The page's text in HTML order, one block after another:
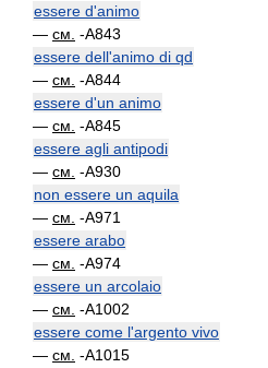
essere d'animo
— см. -A843
essere dell'animo di qd
— см. -A844
essere d'un animo
— см. -A845
essere agli antipodi
— см. -A930
non essere un aquila
— см. -A971
essere arabo
— см. -A974
essere un arcolaio
— см. -A1002
essere come l'argento vivo
— см. -A1015